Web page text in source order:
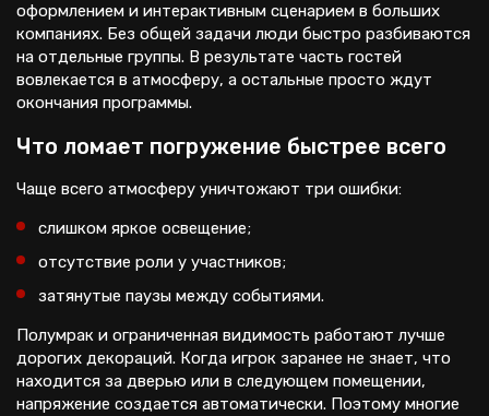
оформлением и интерактивным сценарием в больших
компаниях. Без общей задачи люди быстро разбиваются
на отдельные группы. В результате часть гостей
вовлекается в атмосферу, а остальные просто ждут
окончания программы.
Что ломает погружение быстрее всего
Чаще всего атмосферу уничтожают три ошибки:
слишком яркое освещение;
отсутствие роли у участников;
затянутые паузы между событиями.
Полумрак и ограниченная видимость работают лучше
дорогих декораций. Когда игрок заранее не знает, что
находится за дверью или в следующем помещении,
напряжение создается автоматически. Поэтому многие